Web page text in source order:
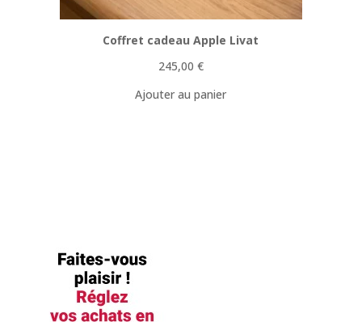
Coffret cadeau Apple Livat
245,00 €
Ajouter au panier